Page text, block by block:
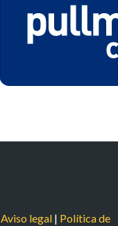
Aviso legal| Política de